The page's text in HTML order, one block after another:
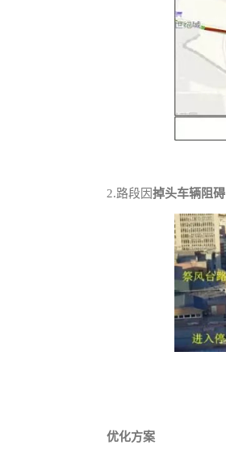
2.路段因掉头车辆阻碍
优化方案